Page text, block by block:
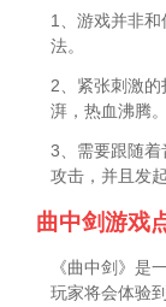
1、游戏并非
法。
2、紧张刺激
湃，热血沸腾。
3、需要跟随
攻击，并且发起
曲中剑游戏
《曲中剑》是
玩家将会体验